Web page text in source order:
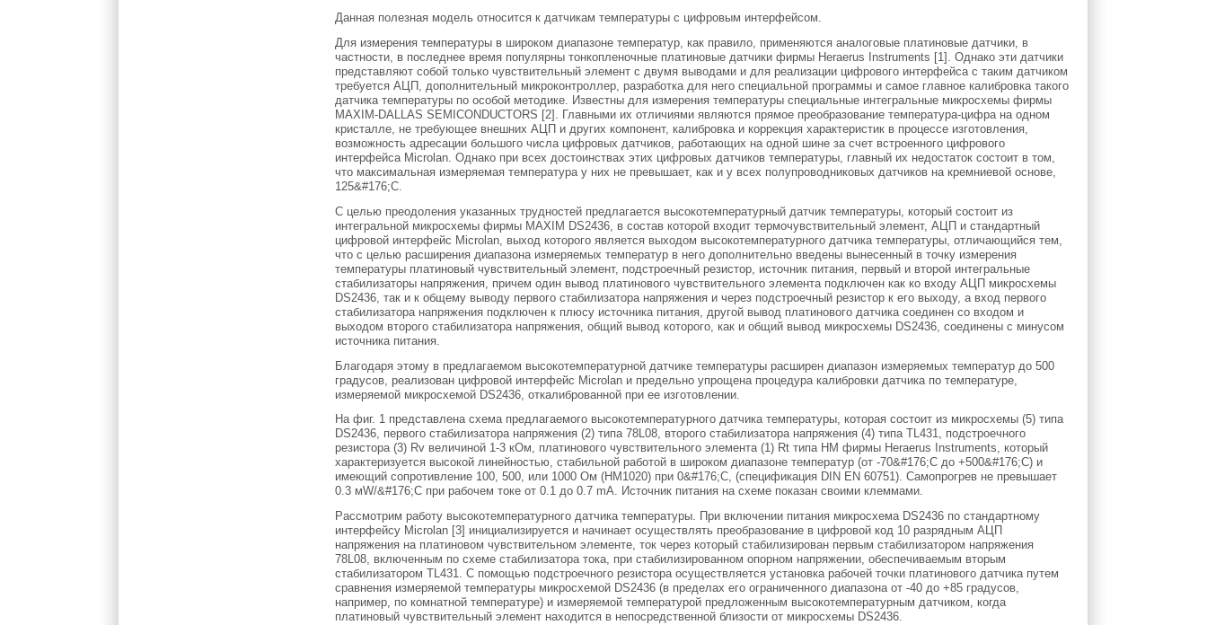
Данная полезная модель относится к датчикам температуры с цифровым интерфейсом.
Для измерения температуры в широком диапазоне температур, как правило, применяются аналоговые платиновые датчики, в
частности, в последнее время популярны тонкопленочные платиновые датчики фирмы Heraerus Instruments [1]. Однако эти датчики
представляют собой только чувствительный элемент с двумя выводами и для реализации цифрового интерфейса с таким датчиком
требуется АЦП, дополнительный микроконтроллер, разработка для него специальной программы и самое главное калибровка такого
датчика температуры по особой методике. Известны для измерения температуры специальные интегральные микросхемы фирмы
MAXIM-DALLAS SEMICONDUCTORS [2]. Главными их отличиями являются прямое преобразование температура-цифра на одном
кристалле, не требующее внешних АЦП и других компонент, калибровка и коррекция характеристик в процессе изготовления,
возможность адресации большого числа цифровых датчиков, работающих на одной шине за счет встроенного цифрового
интерфейса Microlan. Однако при всех достоинствах этих цифровых датчиков температуры, главный их недостаток состоит в том,
что максимальная измеряемая температура у них не превышает, как и у всех полупроводниковых датчиков на кремниевой основе,
125&#176;C.
С целью преодоления указанных трудностей предлагается высокотемпературный датчик температуры, который состоит из
интегральной микросхемы фирмы MAXIM DS2436, в состав которой входит термочувствительный элемент, АЦП и стандартный
цифровой интерфейс Microlan, выход которого является выходом высокотемпературного датчика температуры, отличающийся тем,
что с целью расширения диапазона измеряемых температур в него дополнительно введены вынесенный в точку измерения
температуры платиновый чувствительный элемент, подстроечный резистор, источник питания, первый и второй интегральные
стабилизаторы напряжения, причем один вывод платинового чувствительного элемента подключен как ко входу АЦП микросхемы
DS2436, так и к общему выводу первого стабилизатора напряжения и через подстроечный резистор к его выходу, а вход первого
стабилизатора напряжения подключен к плюсу источника питания, другой вывод платинового датчика соединен со входом и
выходом второго стабилизатора напряжения, общий вывод которого, как и общий вывод микросхемы DS2436, соединены с минусом
источника питания.
Благодаря этому в предлагаемом высокотемпературной датчике температуры расширен диапазон измеряемых температур до 500
градусов, реализован цифровой интерфейс Microlan и предельно упрощена процедура калибровки датчика по температуре,
измеряемой микросхемой DS2436, откалиброванной при ее изготовлении.
На фиг. 1 представлена схема предлагаемого высокотемпературного датчика температуры, которая состоит из микросхемы (5) типа
DS2436, первого стабилизатора напряжения (2) типа 78L08, второго стабилизатора напряжения (4) типа TL431, подстроечного
резистора (3) Rv величиной 1-3 кОм, платинового чувствительного элемента (1) Rt типа HM фирмы Heraerus Instruments, который
характеризуется высокой линейностью, стабильной работой в широком диапазоне температур (от -70&#176;C до +500&#176;C) и
имеющий сопротивление 100, 500, или 1000 Ом (HM1020) при 0&#176;C, (спецификация DIN EN 60751). Самопрогрев не превышает
0.3 мW/&#176;C при рабочем токе от 0.1 до 0.7 mA. Источник питания на схеме показан своими клеммами.
Рассмотрим работу высокотемпературного датчика температуры. При включении питания микросхема DS2436 по стандартному
интерфейсу Microlan [3] инициализируется и начинает осуществлять преобразование в цифровой код 10 разрядным АЦП
напряжения на платиновом чувствительном элементе, ток через который стабилизирован первым стабилизатором напряжения
78L08, включенным по схеме стабилизатора тока, при стабилизированном опорном напряжении, обеспечиваемым вторым
стабилизатором TL431. С помощью подстроечного резистора осуществляется установка рабочей точки платинового датчика путем
сравнения измеряемой температуры микросхемой DS2436 (в пределах его ограниченного диапазона от -40 до +85 градусов,
например, по комнатной температуре) и измеряемой температурой предложенным высокотемпературным датчиком, когда
платиновый чувствительный элемент находится в непосредственной близости от микросхемы DS2436.